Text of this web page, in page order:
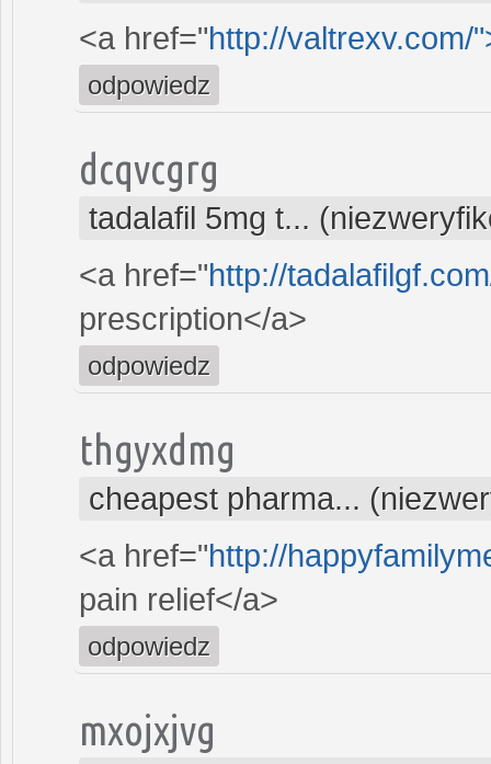
<a href="http://valtrexv.com/
odpowiedz
dcqvcgrg
tadalafil 5mg t...
<a href="http://
prescription</a>
odpowiedz
thgyxdmg
cheapest pharma...
<a href="http://
pain relief</a>
odpowiedz
mxojxjvg